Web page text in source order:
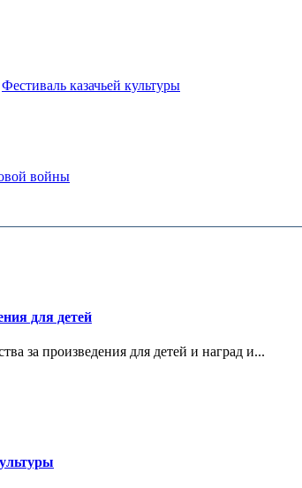
Фестиваль казачьей культуры
войны
для детей
за произведения для детей и наград и...